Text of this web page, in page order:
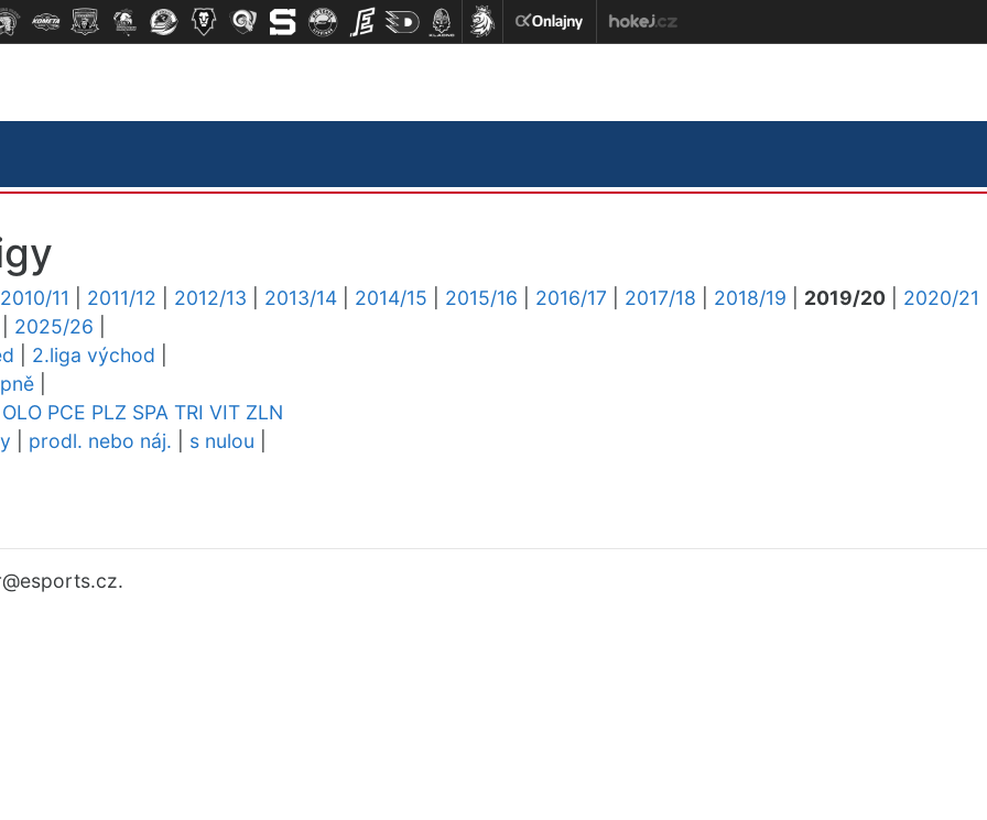
2010/11 2011/12 2012/13 2013/14 2014/15 2015/16 2016/17 2017/18 2018/19 2019/20
2020/21
2025/26
2.liga východ
OLO PCE PLZ SPA TRI VIT ZLN
prodl. nebo náj. s nulou
@esports.cz.